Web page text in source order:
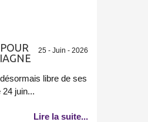
25 - Juin - 2026
libre de ses
juin...
Lire la suite...